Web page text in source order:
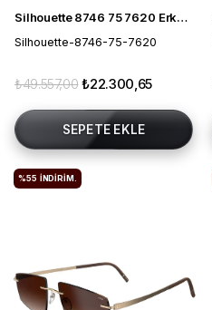
Silhouette 8746 75 7620 Erkek Güneş Gözlüğü
Silhouette-8746-75-7620
₺22.300,65
₺49.557,00
SEPETE EKLE
%55 İNDIRIM.